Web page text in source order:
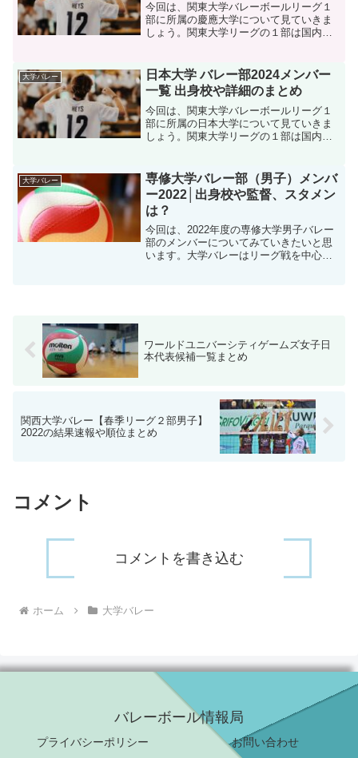
今回は、関東大学バレーボールリーグ１
部に所属の慶應大学について見ていきま
しょう。関東大学リーグの１部は国内ト
いですね。そんな、慶應大学バレー部の
2024年度メンバーを確...
大学バレー
日本大学 バレー部2024メンバー
一覧 出身校や詳細のまとめ
今回は、関東大学バレーボールリーグ１
部に所属の日本大学について見ていきま
しょう。関東大学リーグの１部は国内ト
いですね。そんな、日本大学バレー部の
2024年度メンバーを確...
大学バレー
専修大学バレー部（男子）メンバ
ー2022│出身校や監督、スタメン
は？
今回は、2022年度の専修大学男子バレー
部のメンバーについてみていきたいと思
います。大学バレーはリーグ戦を中心と
ワールドユニバーシティゲームズ女子日
本代表候補一覧まとめ
関西大学バレー【春季リーグ２部男子】
2022の結果速報や順位まとめ
コメント
コメントを書き込む
ホーム 大学バレー
バレーボール情報局
プライバシーポリシー お問い合わせ